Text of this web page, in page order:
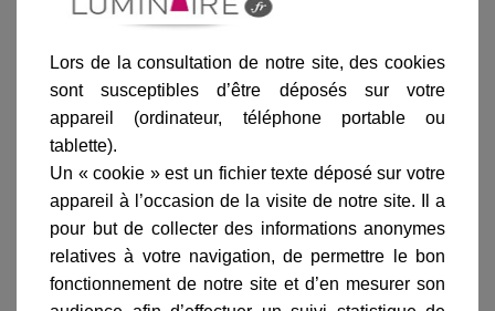
Ajouter au panier
Informations produit
marque
livraison
Lors de la consultation de notre site, des cookies
sont susceptibles d’être déposés sur votre
appareil (ordinateur, téléphone portable ou
tablette).
Un « cookie » est un fichier texte déposé sur votre
appareil à l’occasion de la visite de notre site. Il a
pour but de collecter des informations anonymes
relatives à votre navigation, de permettre le bon
fonctionnement de notre site et d’en mesurer son